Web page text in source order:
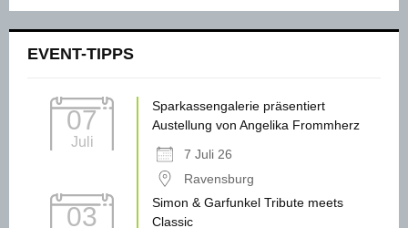
EVENT-TIPPS
07
Juli
Sparkassengalerie präsentiert
Austellung von Angelika Frommherz
7 Juli 26
Ravensburg
03
Simon & Garfunkel Tribute meets
Classic